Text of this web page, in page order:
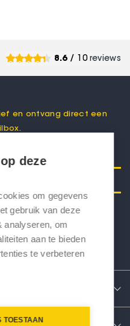
8.6/ 10 reviews
en ontvang direct een
deze
om gegevens
gebruik van deze
analyseren, om
aan te bieden
te verbeteren
TOESTAAN